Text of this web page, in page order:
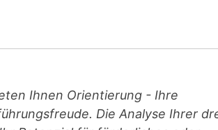
Ihnen Orientierung - Ihre
Die Analyse Ihrer